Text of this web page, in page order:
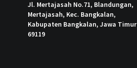
Jl. Mertajasah No.71, Blandungan,
Mertajasah, Kec. Bangkalan,
Kabupaten Bangkalan, Jawa Timur
69119